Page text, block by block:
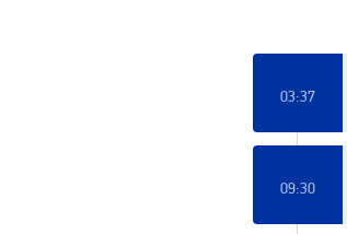
03:37
09:30